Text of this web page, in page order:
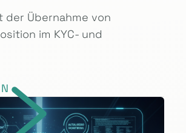
der Übernahme von
im KYC- und